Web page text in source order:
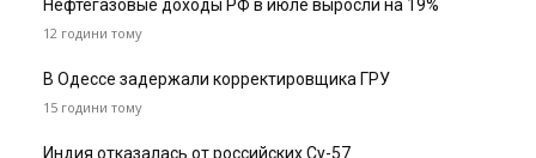
Нефтегазовые доходы РФ в июле выросли на 19%
12 години тому
В Одессе задержали корректировщика ГРУ
15 години тому
Индия отказалась от российских Су-57